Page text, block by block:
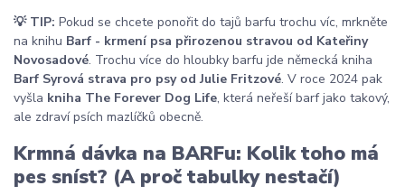
💡 TIP: Pokud se chcete ponořit do tajů barfu trochu víc, mrkněte
na knihu Barf - krmení psa přirozenou stravou od Kateřiny
Novosadové. Trochu více do hloubky barfu jde německá kniha
Barf Syrová strava pro psy od Julie Fritzové. V roce 2024 pak
vyšla kniha The Forever Dog Life, která neřeší barf jako takový,
ale zdraví psích mazlíčků obecně.
Krmná dávka na BARFu: Kolik toho má
pes sníst? (A proč tabulky nestačí)